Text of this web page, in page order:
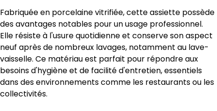
Fabriquée en porcelaine vitrifiée, cette assiette possède
des avantages notables pour un usage professionnel.
Elle résiste à l'usure quotidienne et conserve son aspect
neuf après de nombreux lavages, notamment au lave-
vaisselle. Ce matériau est parfait pour répondre aux
besoins d'hygiène et de facilité d'entretien, essentiels
dans des environnements comme les restaurants ou les
collectivités.